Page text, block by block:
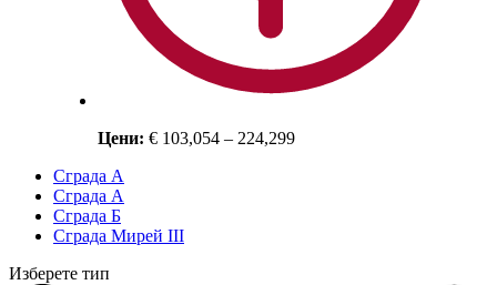
Цени: € 103,054 – 224,299
Сграда A
Сграда А
Сграда Б
Сграда Мирей III
Изберете тип